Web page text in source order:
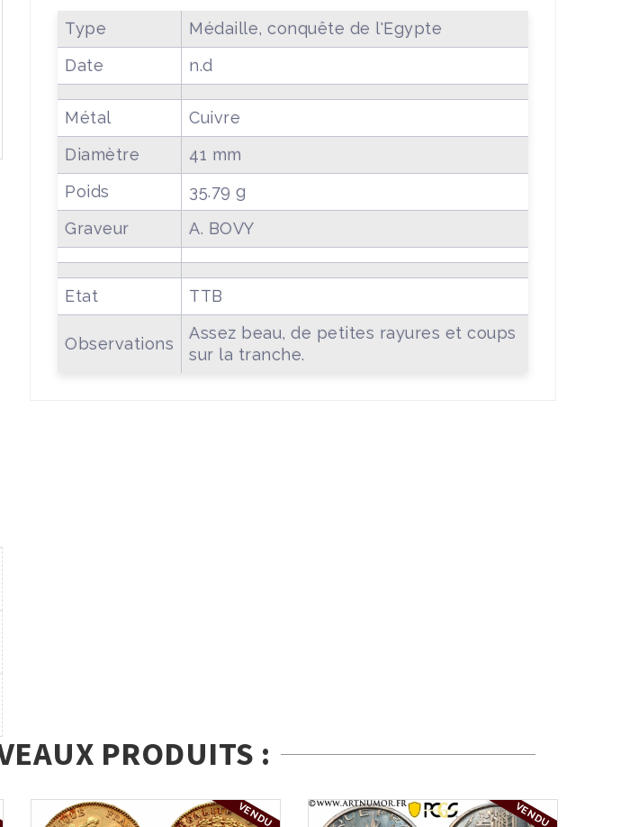
Type
Médaille, conquête de l'Egypte
Date
n.d
Métal
Cuivre
Diamètre
41 mm
Poids
35.79 g
Graveur
A. BOVY
Etat TTB
Observations
Assez beau, de petites rayures et coups
sur la tranche.
PRODUITS :
VENDU VENDU